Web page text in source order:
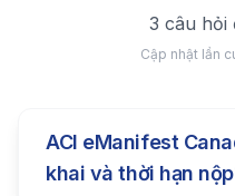
3 câu hỏi
Cập nhật lần
ACI eManifest
khai và thời hạn